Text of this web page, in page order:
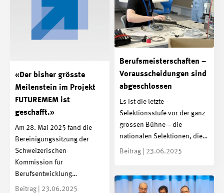
Berufsmeisterschaften –
Vorausscheidungen sind
abgeschlossen
Es ist die letzte
Selektionsstufe vor der ganz
grossen Bühne – die
nationalen Selektionen, die…
Beitrag | 23.06.2025
«Der bisher grösste
Meilenstein im Projekt
FUTUREMEM ist
geschafft.»
Am 28. Mai 2025 fand die
Bereinigungssitzung der
Schweizerischen
Kommission für
Berufsentwicklung…
Beitrag | 23.06.2025